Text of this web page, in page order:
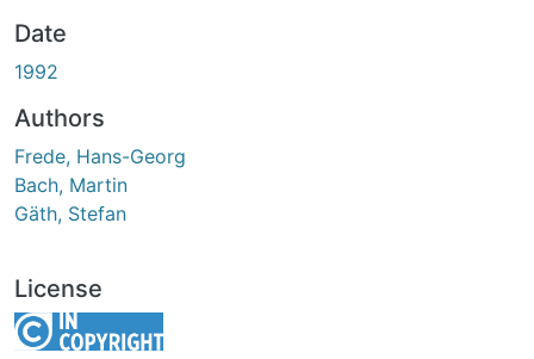
Date
1992
Authors
Frede, Hans-Georg
Bach, Martin
Gäth, Stefan
License